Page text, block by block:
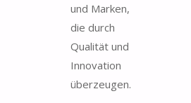
und Marken,
die durch
Qualität und
Innovation
überzeugen.